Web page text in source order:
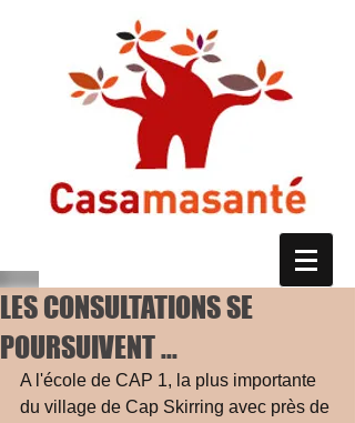
LES CONSULTATIONS SE
POURSUIVENT ...
A l'école de CAP 1, la plus importante
du village de Cap Skirring avec près de